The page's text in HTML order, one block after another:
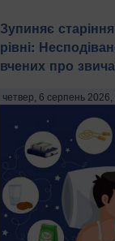
Зупиняє
рівні:
вчених про
четвер, 6 серпень 2026,